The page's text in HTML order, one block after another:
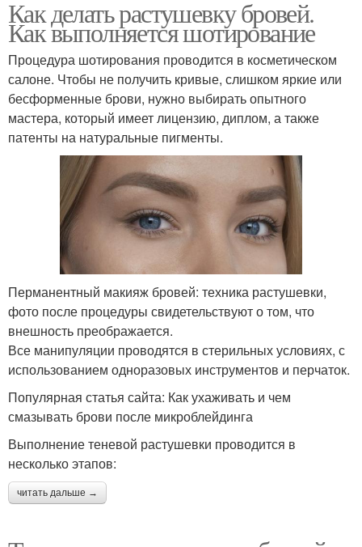
Как делать растушевку бровей.
Как выполняется шотирование
Процедура шотирования проводится в косметическом
салоне. Чтобы не получить кривые, слишком яркие или
бесформенные брови, нужно выбирать опытного
мастера, который имеет лицензию, диплом, а также
патенты на натуральные пигменты.
Перманентный макияж бровей: техника растушевки,
фото после процедуры свидетельствуют о том, что
внешность преображается.
Все манипуляции проводятся в стерильных условиях, с
использованием одноразовых инструментов и перчаток.
Популярная статья сайта: Как ухаживать и чем
смазывать брови после микроблейдинга
Выполнение теневой растушевки проводится в
несколько этапов:
читать дальше →